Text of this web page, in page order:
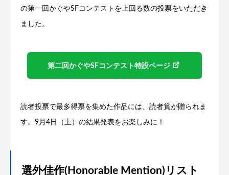
の第一回かぐやSFコンテストを上回る数の投票をいただき
ました。
第二回かぐやSFコンテスト特設ページ
読者投票で最多得票を集めた作品には、読者賞が贈られま
す。9月4日（土）の結果発表をお楽しみに！
選外佳作(Honorable Mention)リスト